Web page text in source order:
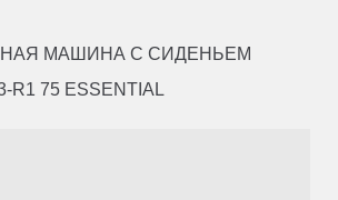
МАШИНА С СИДЕНЬЕМ
R1 75 ESSENTIAL